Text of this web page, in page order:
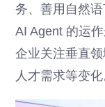
务、善用自然
AI Agent 的运
企业关注垂直
人才需求等变化